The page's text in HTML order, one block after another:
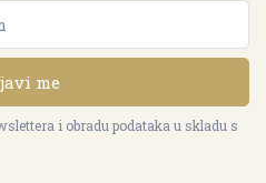
me
i obradu podataka u skladu s